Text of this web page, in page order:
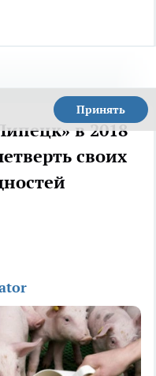
Принять
в 2018
своих